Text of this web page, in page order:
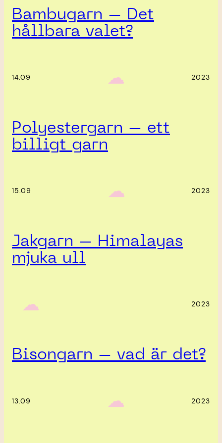
Bambugarn – Det
hållbara valet?
14.09 ‎ ‎‎ ☁︎‎‎ 2023
Polyestergarn – ett
billigt garn
15.09 ‎ ‎‎ ☁︎‎‎ 2023
Jakgarn – Himalayas
mjuka ull
‎ ‎‎ ☁︎‎‎ 2023
Bisongarn – vad är det?
13.09 ‎ ‎‎ ☁︎‎‎ 2023